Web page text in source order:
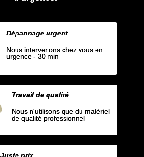
Dépannage urgent
Nous intervenons chez vous en
urgence - 30 min
Travail de qualité
Nous n'utilisons que du matériel
de qualité professionnel
Juste prix